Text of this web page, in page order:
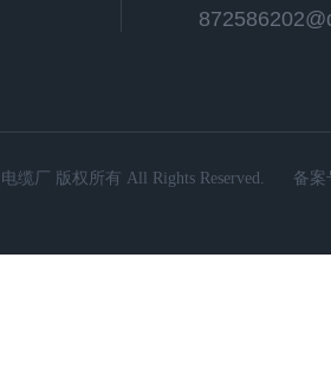
缆厂 版权所有 All Rights Reserved. 备案